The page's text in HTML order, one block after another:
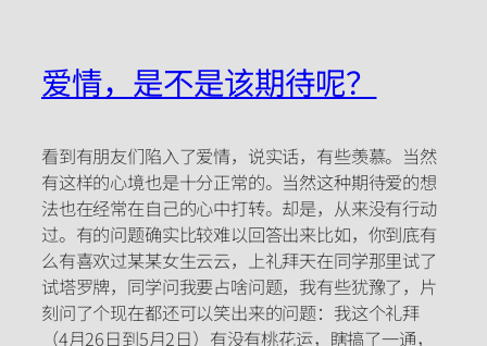
爱情，是不是该期待呢？
看到有朋友们陷入了爱情，说实话，有些羡慕。当然
有这样的心境也是十分正常的。当然这种期待爱的想
法也在经常在自己的心中打转。却是，从来没有行动
过。有的问题确实比较难以回答出来比如，你到底有
么有喜欢过某某女生云云，上礼拜天在同学那里试了
试塔罗牌，同学问我要占啥问题，我有些犹豫了，片
刻问了个现在都还可以笑出来的问题：我这个礼拜
（4月26日到5月2日）有没有桃花运，瞎搞了一通，